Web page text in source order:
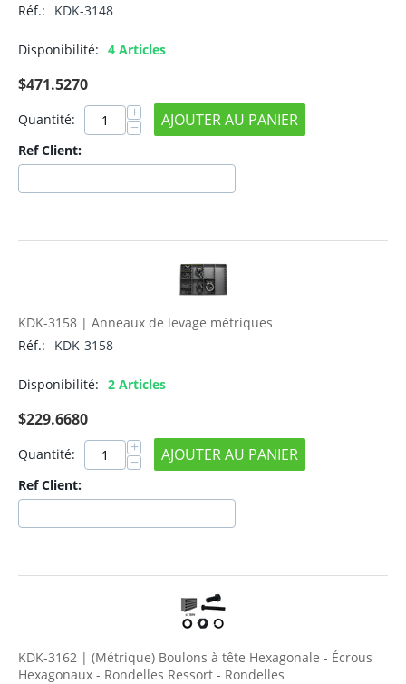
Réf.:
KDK-3148
Disponibilité: 4 Articles
$471.5270
Quantité: +
− AJOUTER AU PANIER
Ref Client:
KDK-3158 | Anneaux de levage métriques
Réf.:
KDK-3158
Disponibilité: 2 Articles
$229.6680
Quantité: +
− AJOUTER AU PANIER
Ref Client:
KDK-3162 | (Métrique) Boulons à tête Hexagonale - Écrous
Hexagonaux - Rondelles Ressort - Rondelles